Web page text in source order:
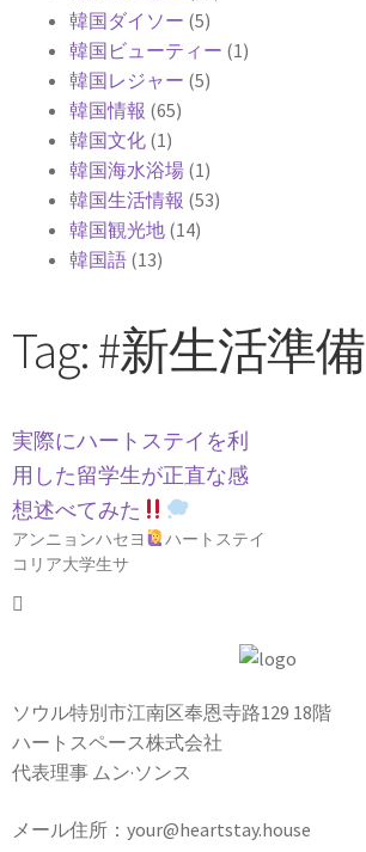
韓国ダイソー (5)
韓国ビューティー (1)
韓国レジャー (5)
韓国情報 (65)
韓国文化 (1)
韓国海水浴場 (1)
韓国生活情報 (53)
韓国観光地 (14)
韓国語 (13)
Tag: #新生活準備
実際にハートステイを利
用した留学生が正直な感
想述べてみた
アンニョンハセヨ
ハートステイ
コリア大学生サ
ソウル特別市江南区奉恩寺路129 18階
ハートスペース株式会社
代表理事 ムン·ソンス
メール住所：your@heartstay.house